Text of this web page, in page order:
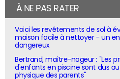
À NE PAS RATER
Voici les revêtements de sol à
maison facile à nettoyer - un
dangereux
Bertrand, maître-nageur : "Les
d'enfants en piscine sont dus
physique des parents"